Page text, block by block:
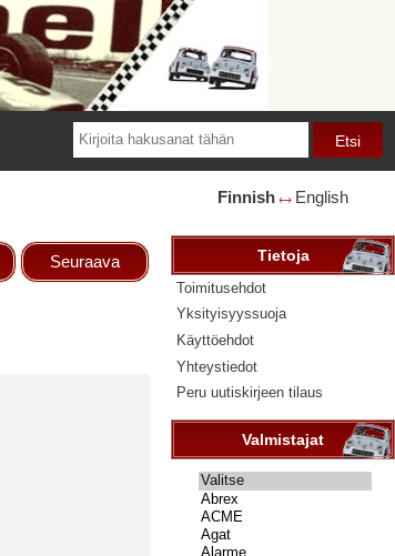
Seuraava
Finnish 🡘 English
Tietoja
Toimitusehdot
Yksityisyyssuoja
Käyttöehdot
Yhteystiedot
Peru uutiskirjeen tilaus
Valmistajat
Valitse
...